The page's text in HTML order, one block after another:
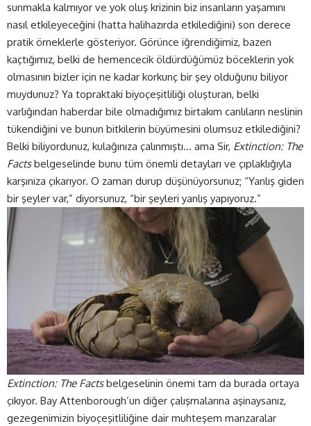
sunmakla kalmıyor ve yok oluş krizinin biz insanların yaşamını
nasıl etkileyeceğini (hatta halihazırda etkilediğini) son derece
pratik örneklerle gösteriyor. Görünce iğrendiğimiz, bazen
kaçtığımız, belki de hemencecik öldürdüğümüz böceklerin yok
olmasının bizler için ne kadar korkunç bir şey olduğunu biliyor
muydunuz? Ya topraktaki biyoçeşitliliği oluşturan, belki
varlığından haberdar bile olmadığımız birtakım canlıların neslinin
tükendiğini ve bunun bitkilerin büyümesini olumsuz etkilediğini?
Belki biliyordunuz, kulağınıza çalınmıştı… ama Sir, Extinction: The
Factsbelgeselinde bunu tüm önemli detayları ve çıplaklığıyla
karşınıza çıkarıyor. O zaman durup düşünüyorsunuz; “Yanlış giden
bir şeyler var,” diyorsunuz, “bir şeyleri yanlış yapıyoruz.”
Extinction: The Factsbelgeselinin önemi tam da burada ortaya
çıkıyor. Bay Attenborough’un diğer çalışmalarına aşinaysanız,
gezegenimizin biyoçeşitliliğine dair muhteşem manzaralar